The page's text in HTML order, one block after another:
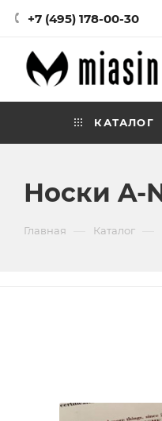
+7 (495) 178-00-30
КАТАЛОГ
Носки A-
Главная Каталог